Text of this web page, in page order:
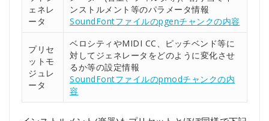
ェネレ
ータ
ンストルメント等のパラメータ情報
SoundFontファイルのpgenチャンクの内容
プリセ
ットモ
ジュレ
ータ
ベロシティやMIDI CC、ピッチベンド等に
対してジェネレータをどのように変化させ
るか等の設定情報
SoundFontファイルのpmodチャンクの内
容